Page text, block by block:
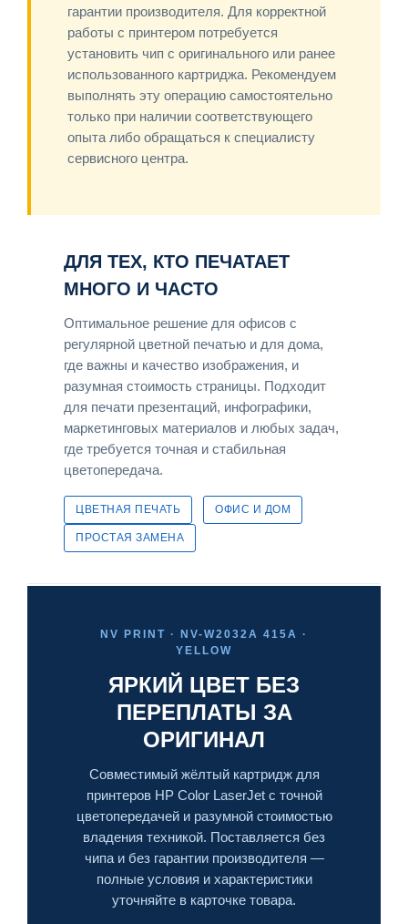
гарантии производителя. Для корректной
работы с принтером потребуется
установить чип с оригинального или ранее
использованного картриджа. Рекомендуем
выполнять эту операцию самостоятельно
только при наличии соответствующего
опыта либо обращаться к специалисту
сервисного центра.
ДЛЯ ТЕХ, КТО ПЕЧАТАЕТ
МНОГО И ЧАСТО
Оптимальное решение для офисов с
регулярной цветной печатью и для дома,
где важны и качество изображения, и
разумная стоимость страницы. Подходит
для печати презентаций, инфографики,
маркетинговых материалов и любых задач,
где требуется точная и стабильная
цветопередача.
ЦВЕТНАЯ ПЕЧАТЬ ОФИС И ДОМ
ПРОСТАЯ ЗАМЕНА
NV PRINT · NV-W2032A 415A ·
YELLOW
ЯРКИЙ ЦВЕТ БЕЗ
ПЕРЕПЛАТЫ ЗА
ОРИГИНАЛ
Совместимый жёлтый картридж для
принтеров HP Color LaserJet с точной
цветопередачей и разумной стоимостью
владения техникой. Поставляется без
чипа и без гарантии производителя —
полные условия и характеристики
уточняйте в карточке товара.